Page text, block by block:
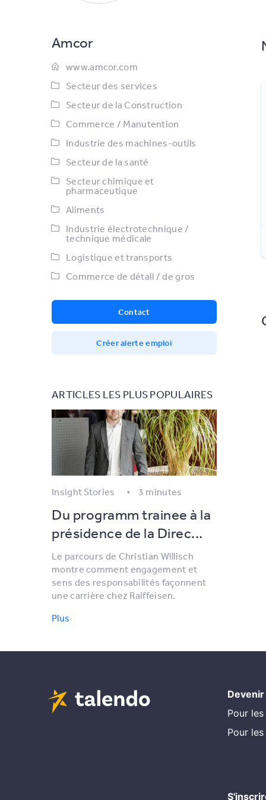
Amcor
www.amcor.com
Secteur des services
Secteur de la Construction
Commerce / Manutention
Industrie des machines-outils
Secteur de la santé
Secteur chimique et
pharmaceutique
Aliments
Industrie électrotechnique /
technique médicale
Logistique et transports
Commerce de détail / de gros
Contact
Créer alerte emploi
ARTICLES LES PLUS POPULAIRES
Insight Stories 3 minutes
Du programm trainee à la
présidence de la Direc...
Le parcours de Christian Willisch
montre comment engagement et
sens des responsabilités façonnent
une carrière chez Raiffeisen.
Plus
Pour
Pour